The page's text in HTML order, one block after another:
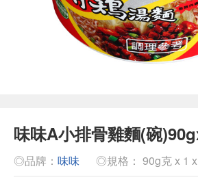
味味A小排骨雞麵(碗
◎品牌： 味味 ◎規格： 90g克 x 1